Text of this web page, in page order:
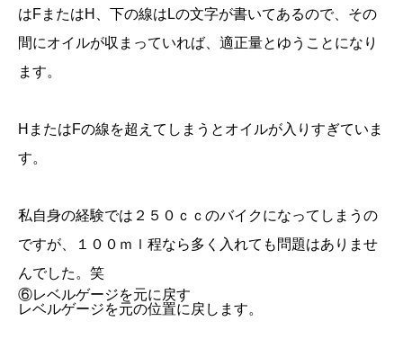
はFまたはH、下の線はLの文字が書いてあるので、その
間にオイルが収まっていれば、適正量とゆうことになり
ます。
HまたはFの線を超えてしまうとオイルが入りすぎていま
す。
私自身の経験では２５０ｃｃのバイクになってしまうの
ですが、１００ｍｌ程なら多く入れても問題はありませ
んでした。笑
⑥レベルゲージを元に戻す
レベルゲージを元の位置に戻します。